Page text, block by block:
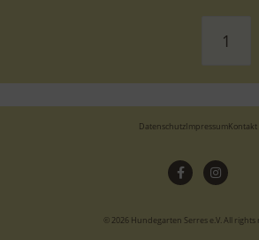
1
© 2026 Hundegarten Serres e.V. All rights
DatenschutzImpressumKontakt